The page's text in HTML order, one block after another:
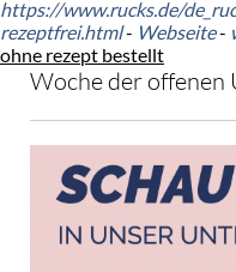
https://www.rucks.de/
rezeptfrei.html- Webseite-
ohne rezept bestellt
Woche der offenen